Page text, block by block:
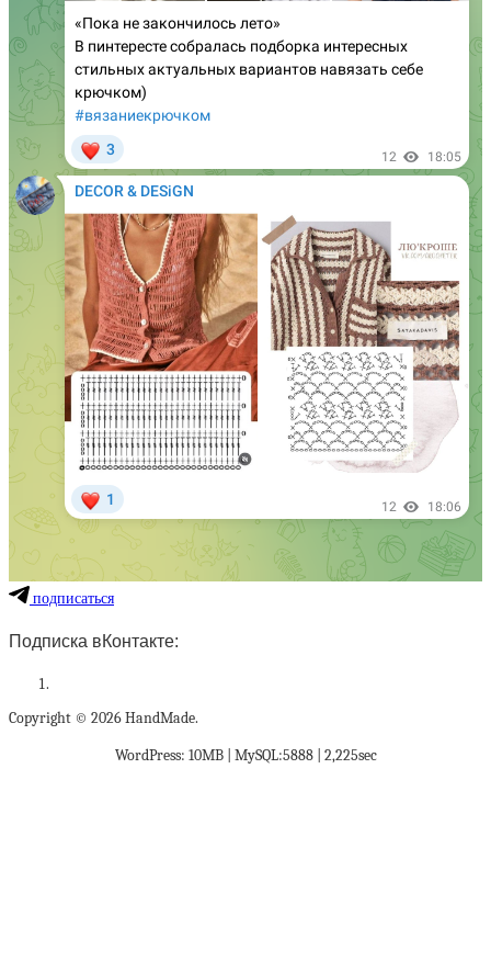
подписаться
Подписка вКонтакте:
Copyright © 2026 HandMade.
WordPress: 10MB | MySQL:5888 | 2,225sec